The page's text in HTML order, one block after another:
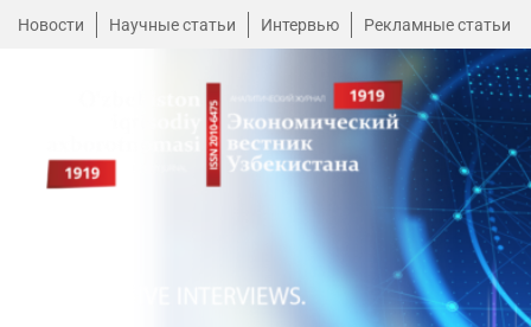
Новости Научные статьи Интервью Рекламные статьи